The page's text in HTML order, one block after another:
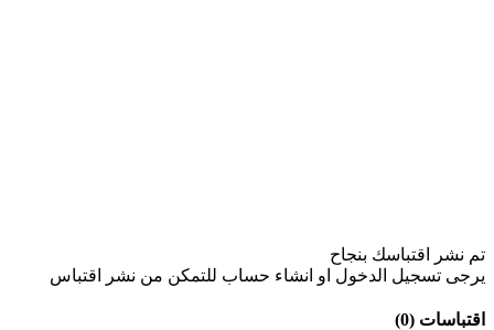
تم نشر اقتباسك بنجاح
يرجى تسجيل الدخول او انشاء حساب للتمكن من نشر اقتباس
اقتباسات (0)